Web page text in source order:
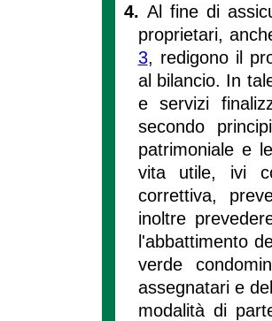
4. Al fine di
proprietari,
3, redigono il
al bilancio. In
e servizi
secondo
patrimoniale e
vita utile, ivi
correttiva,
inoltre
l'abbattimento
verde
assegnatari e
modalità di